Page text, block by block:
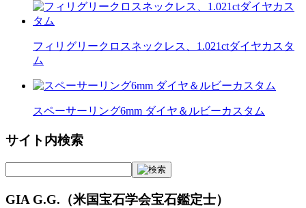
フィリグリークロスネックレス、1.021ctダイヤカスタ
ム
スペーサーリング6mm ダイヤ＆ルビーカスタム
サイト内検索
GIA G.G.（米国宝石学会宝石鑑定士）